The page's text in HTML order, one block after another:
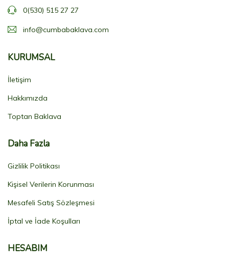
0(530) 515 27 27
info@cumbabaklava.com
KURUMSAL
İletişim
Hakkımızda
Toptan Baklava
Daha Fazla
Gizlilik Politikası
Kişisel Verilerin Korunması
Mesafeli Satış Sözleşmesi
İptal ve İade Koşulları
HESABIM